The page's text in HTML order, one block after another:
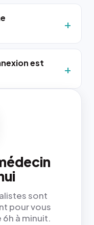
est
sont
pour vous
à minuit.